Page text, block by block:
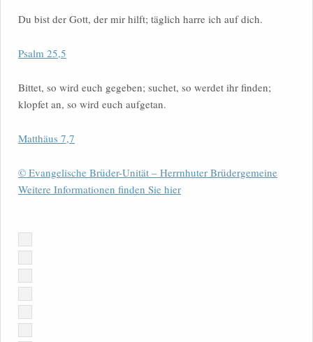
Du bist der Gott, der mir hilft; täglich harre ich auf dich.
Psalm 25,5
Bittet, so wird euch gegeben; suchet, so werdet ihr finden;
klopfet an, so wird euch aufgetan.
Matthäus 7,7
© Evangelische Brüder-Unität – Herrnhuter Brüdergemeine
Weitere Informationen finden Sie hier